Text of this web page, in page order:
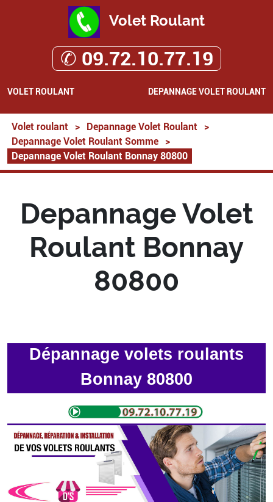
Volet Roulant
✆ 09.72.10.77.19
VOLET ROULANT DEPANNAGE VOLET ROULANT
Volet roulant > Depannage Volet Roulant
>
Depannage Volet Roulant Somme
>
Depannage Volet Roulant Bonnay 80800
Depannage Volet
Roulant Bonnay
80800
Dépannage volets roulants
Bonnay 80800